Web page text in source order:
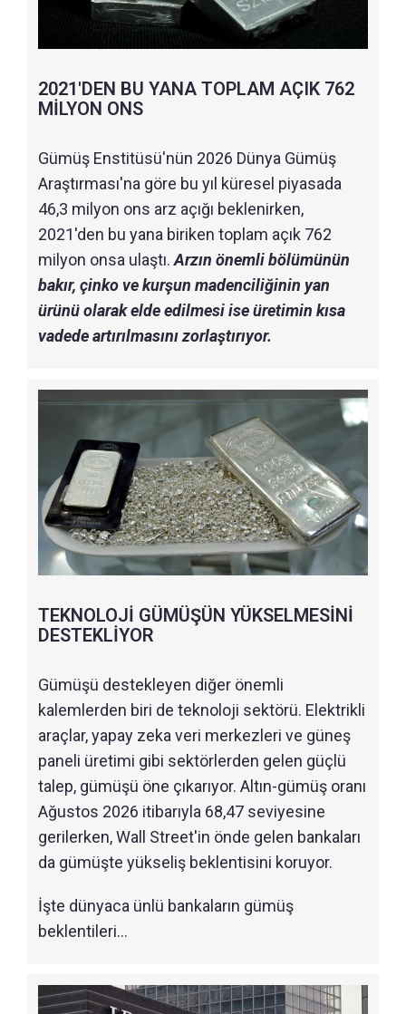
2021'DEN BU YANA TOPLAM AÇIK 762
MİLYON ONS
Gümüş Enstitüsü'nün 2026 Dünya Gümüş
Araştırması'na göre bu yıl küresel piyasada
46,3 milyon ons arz açığı beklenirken,
2021'den bu yana biriken toplam açık 762
milyon onsa ulaştı.Arzın önemli bölümünün
bakır, çinko ve kurşun madenciliğinin yan
ürünü olarak elde edilmesi ise üretimin kısa
vadede artırılmasını zorlaştırıyor.
TEKNOLOJİ GÜMÜŞÜN YÜKSELMESİNİ
DESTEKLİYOR
Gümüşü destekleyen diğer önemli
kalemlerden biri de teknoloji sektörü. Elektrikli
araçlar, yapay zeka veri merkezleri ve güneş
paneli üretimi gibi sektörlerden gelen güçlü
talep, gümüşü öne çıkarıyor. Altın-gümüş oranı
Ağustos 2026 itibarıyla 68,47 seviyesine
gerilerken, Wall Street'in önde gelen bankaları
da gümüşte yükseliş beklentisini koruyor.
İşte dünyaca ünlü bankaların gümüş
beklentileri…